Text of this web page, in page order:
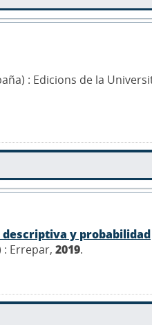
: Edicions de la
y probabilidad
: Errepar, 2019.